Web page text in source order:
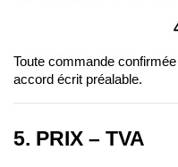
Toute commande
accord écrit préalable.
5. PRIX – TVA